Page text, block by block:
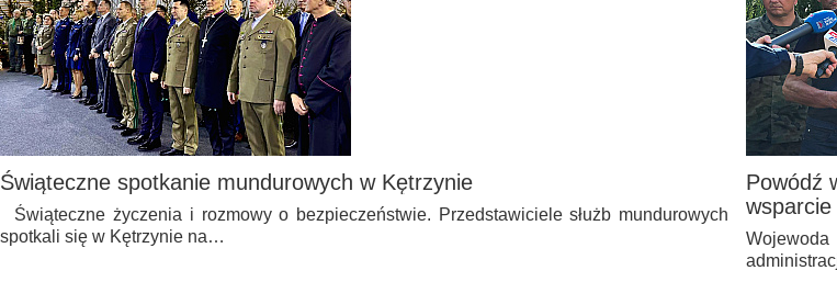
Świąteczne spotkanie mundurowych w Kętrzynie
Świąteczne życzenia i rozmowy o bezpieczeństwie. Przedstawiciele służb mundurowych
spotkali się w Kętrzynie na…
Powódź